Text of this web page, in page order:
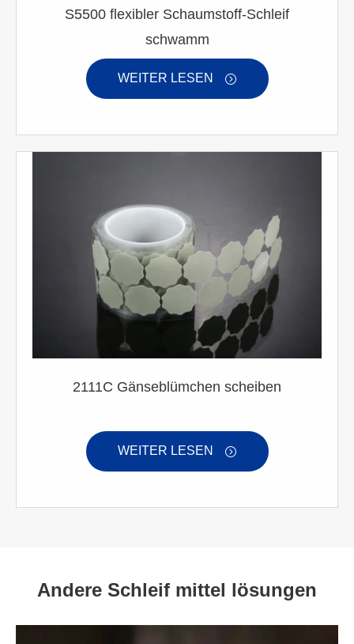
S5500 flexibler Schaumstoff-Schleif
schwamm
WEITER LESEN 
2111C Gänseblümchen scheiben
WEITER LESEN 
Andere Schleif mittel lösungen